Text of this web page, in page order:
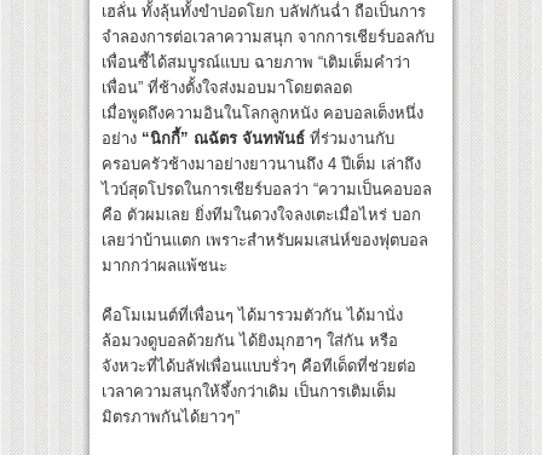
เฮลั่น ทั้งลุ้นทั้งขำปอดโยก บลัฟกันฉ่ำ ถือเป็นการ
จำลองการต่อเวลาความสนุก จากการเชียร์บอลกับ
เพื่อนซี้ได้สมบูรณ์แบบ ฉายภาพ “เติมเต็มคำว่า
เพื่อน” ที่ช้างตั้งใจส่งมอบมาโดยตลอด
เมื่อพูดถึงความอินในโลกลูกหนัง คอบอลเต็งหนึ่ง
อย่าง “นิกกี้” ณฉัตร จันทพันธ์ ที่ร่วมงานกับ
ครอบครัวช้างมาอย่างยาวนานถึง 4 ปีเต็ม เล่าถึง
ไวบ์สุดโปรดในการเชียร์บอลว่า “ความเป็นคอบอล
คือ ตัวผมเลย ยิ่งทีมในดวงใจลงเตะเมื่อไหร่ บอก
เลยว่าบ้านแตก เพราะสำหรับผมเสน่ห์ของฟุตบอล
มากกว่าผลแพ้ชนะ
คือโมเมนต์ที่เพื่อนๆ ได้มารวมตัวกัน ได้มานั่ง
ล้อมวงดูบอลด้วยกัน ได้ยิงมุกฮาๆ ใส่กัน หรือ
จังหวะที่ได้บลัฟเพื่อนแบบรั่วๆ คือทีเด็ดที่ช่วยต่อ
เวลาความสนุกให้จึ้งกว่าเดิม เป็นการเติมเต็ม
มิตรภาพกันได้ยาวๆ”